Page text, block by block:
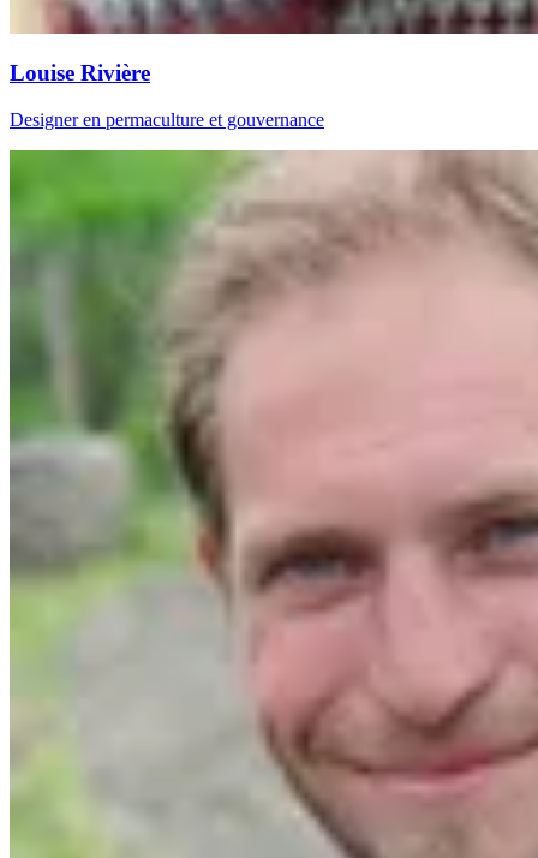
Louise Rivière
Designer en permaculture et gouvernance